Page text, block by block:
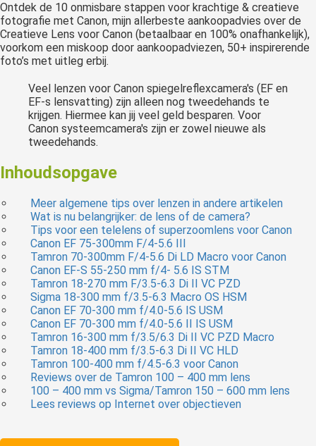
Ontdek de 10 onmisbare stappen voor krachtige & creatieve
fotografie met Canon, mijn allerbeste aankoopadvies over de
Creatieve Lens voor Canon (betaalbaar en 100% onafhankelijk),
voorkom een miskoop door aankoopadviezen, 50+ inspirerende
foto’s met uitleg erbij.
Veel lenzen voor Canon spiegelreflexcamera's (EF en
EF-s lensvatting) zijn alleen nog tweedehands te
krijgen. Hiermee kan jij veel geld besparen. Voor
Canon systeemcamera's zijn er zowel nieuwe als
tweedehands.
Inhoudsopgave
Meer algemene tips over lenzen in andere artikelen
Wat is nu belangrijker: de lens of de camera?
Tips voor een telelens of superzoomlens voor Canon
Canon EF 75-300mm F/4-5.6 III
Tamron 70-300mm F/4-5.6 Di LD Macro voor Canon
Canon EF-S 55-250 mm f/4- 5.6 IS STM
Tamron 18-270 mm F/3.5-6.3 Di II VC PZD
Sigma 18-300 mm f/3.5-6.3 Macro OS HSM
Canon EF 70-300 mm f/4.0-5.6 IS USM
Canon EF 70-300 mm f/4.0-5.6 II IS USM
Tamron 16-300 mm f/3.5/6.3 Di II VC PZD Macro
Tamron 18-400 mm f/3.5-6.3 Di II VC HLD
Tamron 100-400 mm f/4.5-6.3 voor Canon
Reviews over de Tamron 100 – 400 mm lens
100 – 400 mm vs Sigma/Tamron 150 – 600 mm lens
Lees reviews op Internet over objectieven